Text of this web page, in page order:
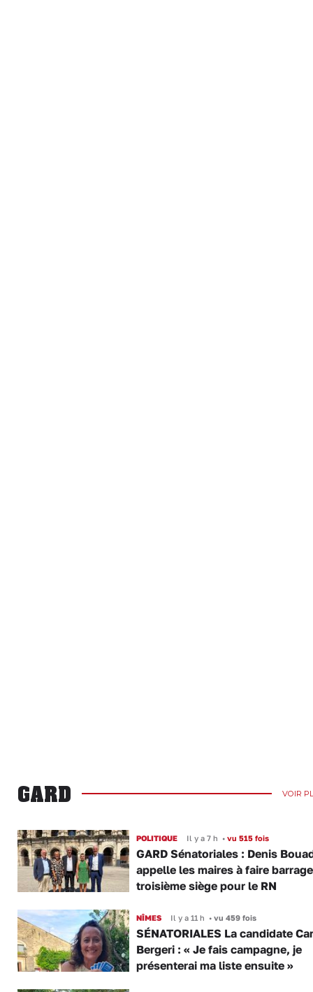
GARD VOIR
POLITIQUE Il y a 7 h •vu 515 fois
GARD Sénatoriales : Denis
appelle les maires à faire
troisième siège pour le RN
NÎMES Il y a 11 h •vu 459 fois
SÉNATORIALES La candidate
Bergeri : « Je fais campagne, je
présenterai ma liste ensuite »